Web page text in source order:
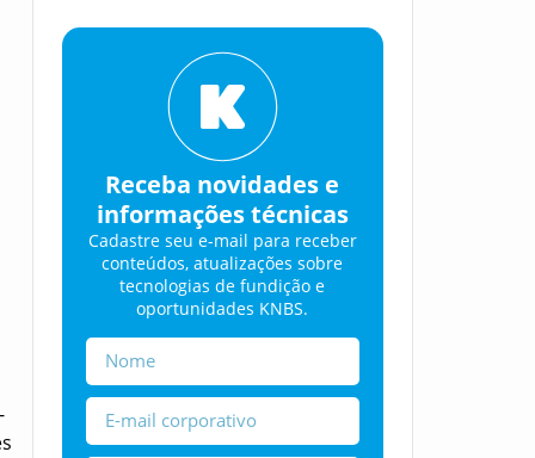
Receba novidades e
informações técnicas
Cadastre seu e-mail para receber
conteúdos, atualizações sobre
tecnologias de fundição e
oportunidades KNBS.